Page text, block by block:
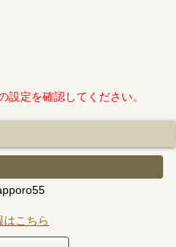
設定を確認してください。
こちら